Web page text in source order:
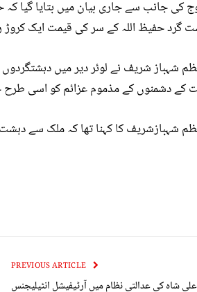
کی جانب سے جاری بیان میں بتایا گیا کہ
گرد حفیظ اللہ کے سر کی قیمت ایک کروڑ
شہباز شریف نے لوئر دیر میں
کے دشمنوں کے مذموم عزائم کو اسی طرح
شہبازشریف کا کہنا تھا کہ ملک سے
شاہ کی عدالتی نظام میں آرٹیفیشل انٹیلیجنس